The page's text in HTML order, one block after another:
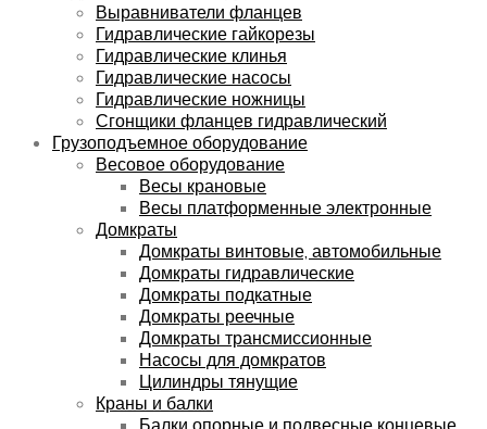
Выравниватели фланцев
Гидравлические гайкорезы
Гидравлические клинья
Гидравлические насосы
Гидравлические ножницы
Сгонщики фланцев гидравлический
Грузоподъемное оборудование
Весовое оборудование
Весы крановые
Весы платформенные электронные
Домкраты
Домкраты винтовые, автомобильные
Домкраты гидравлические
Домкраты подкатные
Домкраты реечные
Домкраты трансмиссионные
Насосы для домкратов
Цилиндры тянущие
Краны и балки
Балки опорные и подвесные концевые